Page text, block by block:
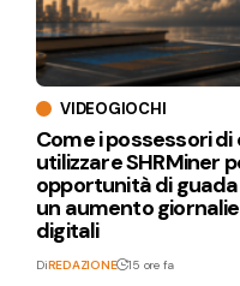
VIDEOGIOCHI
Come i possessori
utilizzare SHRMiner
opportunità di
un aumento
digitali
DiREDAZIONE 15 ore fa